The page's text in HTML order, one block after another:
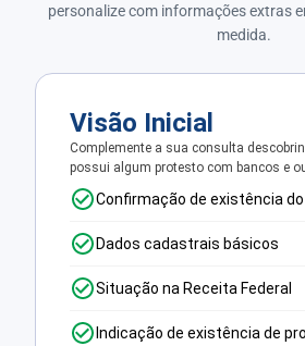
personalize com informações extras
medida.
Visão Inicial
Complemente a sua consulta
possui algum protesto com bancos e
Confirmação de existência do
Dados cadastrais básicos
Situação na Receita Federal
Indicação de existência de